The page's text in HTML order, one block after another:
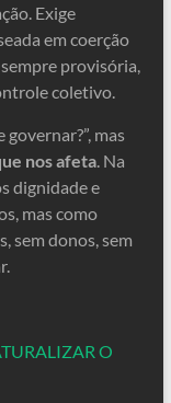
Exige
em coerção
provisória,
coletivo.
mas
nos afeta. Na
dignidade e
mas como
sem donos, sem
O